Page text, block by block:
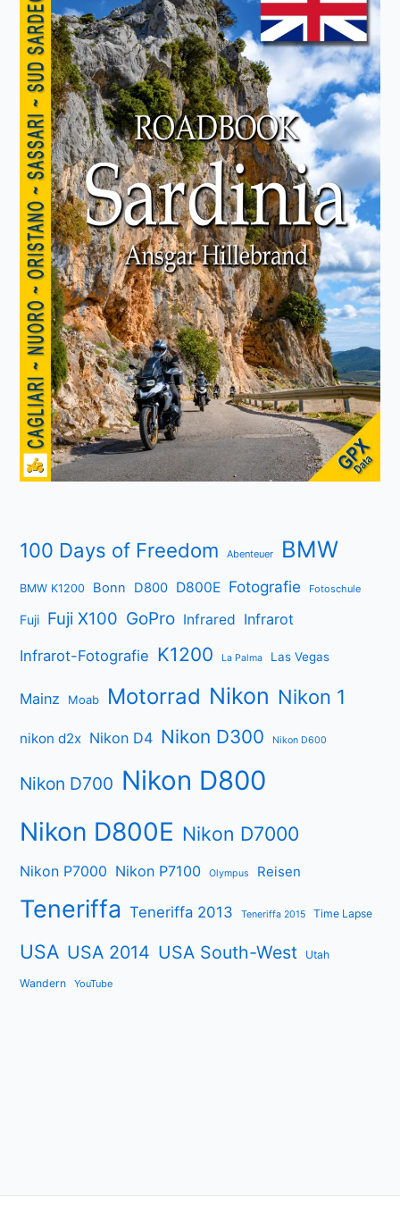
100 Days of Freedom Abenteuer BMW
BMW K1200 Bonn D800 D800E Fotografie Fotoschule
Fuji Fuji X100 GoPro Infrared Infrarot
Infrarot-Fotografie K1200 La Palma Las Vegas
Mainz Moab Motorrad Nikon Nikon 1
nikon d2x Nikon D4 Nikon D300 Nikon D600
Nikon D700 Nikon D800
Nikon D800E Nikon D7000
Nikon P7000 Nikon P7100 Olympus Reisen
Teneriffa Teneriffa 2013 Teneriffa 2015 Time Lapse
USA USA 2014 USA South-West Utah
Wandern YouTube